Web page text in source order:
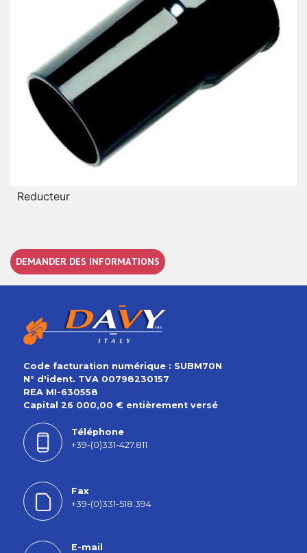
Reducteur
DEMANDER DES INFORMATIONS
Code facturation numérique : SUBM70N
N° d'ident. TVA 00798230157
REA MI-630558
Capital 26 000,00 € entièrement versé
Téléphone
+39-(0)331-427.811
Fax
+39-(0)331-518.394
E-mail